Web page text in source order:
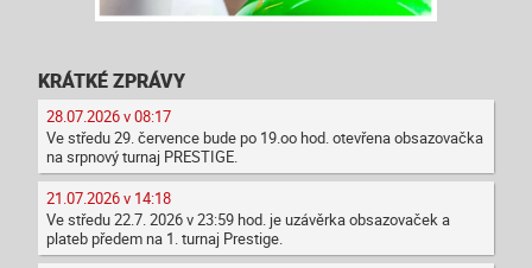
KRÁTKÉ ZPRÁVY
28.07.2026 v 08:17
Ve středu 29. července bude po 19.oo hod. otevřena obsazovačka
na srpnový turnaj PRESTIGE.
21.07.2026 v 14:18
Ve středu 22.7. 2026 v 23:59 hod. je uzávěrka obsazovaček a
plateb předem na 1. turnaj Prestige.